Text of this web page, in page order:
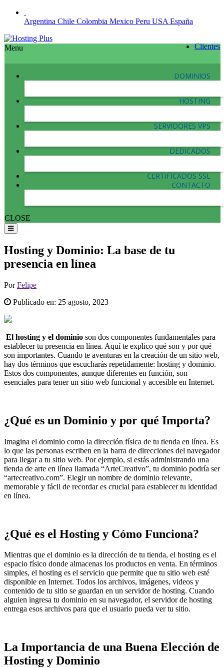
Argentina Chile Colombia Mexico Peru USA España
Clientes
Menu
DOMINIOS
HOSTING
SERVIDORES VPS
DEDICADOS
CERTIFICADOS SSL
CONTACTO
CLOSE
Hosting y Dominio: La base de tu
presencia en línea
PorFelipe
Publicado en: 25 agosto, 2023
El hosting y el dominio son dos componentes fundamentales para
establecer tu presencia en línea. Aquí te explico qué son y por qué
son importantes. Cuando te aventuras en la creación de un sitio web,
hay dos términos que escucharás repetidamente: hosting y dominio.
Estos dos componentes, aunque diferentes en función, son
esenciales para tener un sitio web funcional y accesible en Internet.
¿Qué es un Dominio y por qué Importa?
Imagina el dominio como la dirección física de tu tienda en línea. Es
lo que las personas escriben en la barra de direcciones del navegador
para llegar a tu sitio web. Por ejemplo, si estás administrando una
tienda de arte en línea llamada “ArteCreativo”, tu dominio podría ser
“artecreativo.com”. Elegir un nombre de dominio relevante,
memorable y fácil de recordar es crucial para establecer tu identidad
en línea.
¿Qué es el Hosting y Cómo Funciona?
Mientras que el dominio es la dirección de tu tienda, el hosting es el
espacio físico donde almacenas los productos en venta. En términos
simples, el hosting es el servicio que permite que tu sitio web esté
disponible en Internet. Todos los archivos, imágenes, videos y
contenido de tu sitio se guardan en un servidor de hosting. Cuando
alguien ingresa tu dominio en su navegador, el servidor de hosting
entrega esos archivos para que el usuario pueda ver tu sitio.
La Importancia de una Buena Elección de
Hosting y Dominio